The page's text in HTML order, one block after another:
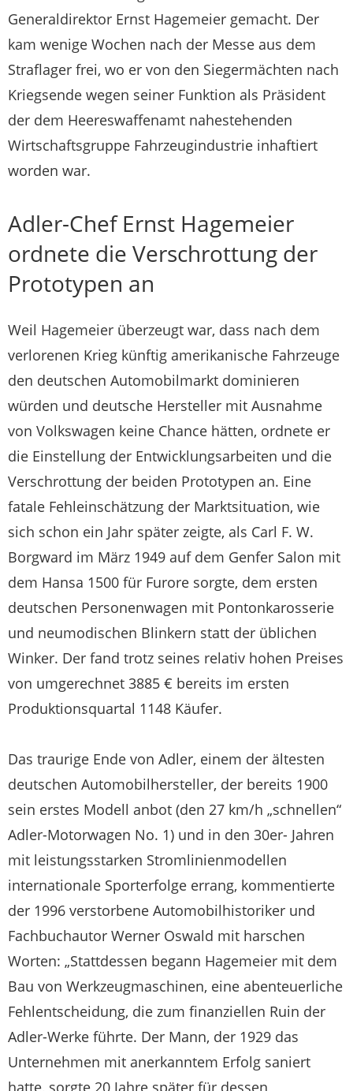
Generaldirektor Ernst Hagemeier gemacht. Der
kam wenige Wochen nach der Messe aus dem
Straflager frei, wo er von den Siegermächten nach
Kriegsende wegen seiner Funktion als Präsident
der dem Heereswaffenamt nahestehenden
Wirtschaftsgruppe Fahrzeugindustrie inhaftiert
worden war.
Adler-Chef Ernst Hagemeier
ordnete die Verschrottung der
Prototypen an
Weil Hagemeier überzeugt war, dass nach dem
verlorenen Krieg künftig amerikanische Fahrzeuge
den deutschen Automobilmarkt dominieren
würden und deutsche Hersteller mit Ausnahme
von Volkswagen keine Chance hätten, ordnete er
die Einstellung der Entwicklungsarbeiten und die
Verschrottung der beiden Prototypen an. Eine
fatale Fehleinschätzung der Marktsituation, wie
sich schon ein Jahr später zeigte, als Carl F. W.
Borgward im März 1949 auf dem Genfer Salon mit
dem Hansa 1500 für Furore sorgte, dem ersten
deutschen Personenwagen mit Pontonkarosserie
und neumodischen Blinkern statt der üblichen
Winker. Der fand trotz seines relativ hohen Preises
von umgerechnet 3885 € bereits im ersten
Produktionsquartal 1148 Käufer.
Das traurige Ende von Adler, einem der ältesten
deutschen Automobilhersteller, der bereits 1900
sein erstes Modell anbot (den 27 km/h „schnellen“
Adler-Motorwagen No. 1) und in den 30er- Jahren
mit leistungsstarken Stromlinienmodellen
internationale Sporterfolge errang, kommentierte
der 1996 verstorbene Automobilhistoriker und
Fachbuchautor Werner Oswald mit harschen
Worten: „Stattdessen begann Hagemeier mit dem
Bau von Werkzeugmaschinen, eine abenteuerliche
Fehlentscheidung, die zum finanziellen Ruin der
Adler-Werke führte. Der Mann, der 1929 das
Unternehmen mit anerkanntem Erfolg saniert
hatte, sorgte 20 Jahre später für dessen